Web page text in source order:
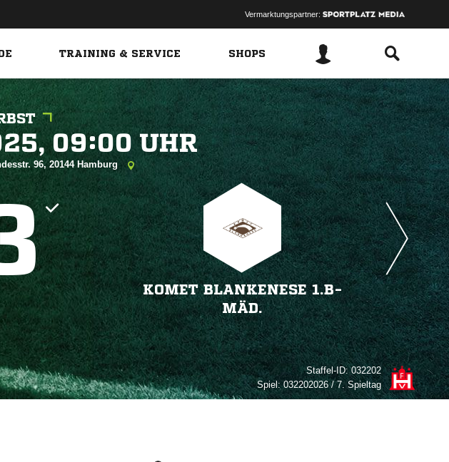
Vermarktungspartner:
TRAINING & SERVICE SHOPS
  
96, 20144 Hamburg
KOMET BLANKENESE 1.B-
MÄD.
Staffel-ID:032202
Spiel:032202026 / 7. Spieltag